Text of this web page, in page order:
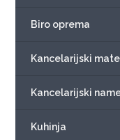
Biro oprema
Kancelarijski
Kancelarijski
Kuhinja